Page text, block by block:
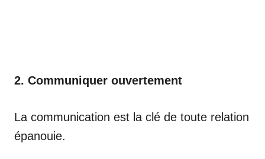
2. Communiquer ouvertement
La communication est la clé de toute relation
épanouie.